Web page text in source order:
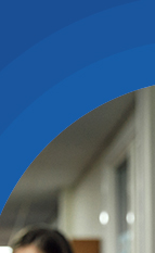
ЭКЗАМЕН В ВУЗЫ
ЭКЗАМЕН В
ЭКЗАМЕН В
ИНТЕРВЬЮ НА